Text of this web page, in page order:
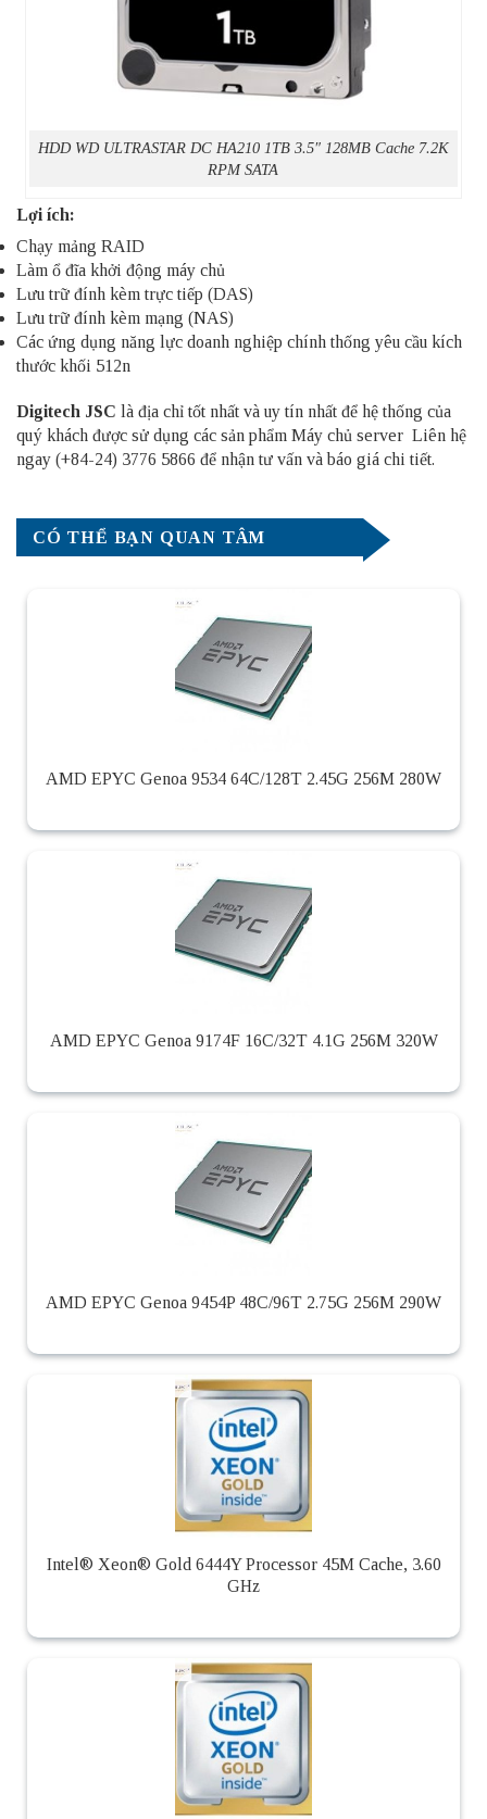
HDD WD ULTRASTAR DC HA210 1TB 3.5″ 128MB Cache 7.2K
RPM SATA
Lợi ích:
Chạy mảng RAID
Làm ổ đĩa khởi động máy chủ
Lưu trữ đính kèm trực tiếp (DAS)
Lưu trữ đính kèm mạng (NAS)
Các ứng dụng năng lực doanh nghiệp chính thống yêu cầu kích
thước khối 512n
Digitech JSC là địa chỉ tốt nhất và uy tín nhất để hệ thống của
quý khách được sử dụng các sản phẩm Máy chủ server Liên hệ
ngay (+84-24) 3776 5866 để nhận tư vấn và báo giá chi tiết.
CÓ THỂ BẠN QUAN TÂM
AMD EPYC Genoa 9534 64C/128T 2.45G 256M 280W
AMD EPYC Genoa 9174F 16C/32T 4.1G 256M 320W
AMD EPYC Genoa 9454P 48C/96T 2.75G 256M 290W
Intel® Xeon® Gold 6444Y Processor 45M Cache, 3.60
GHz